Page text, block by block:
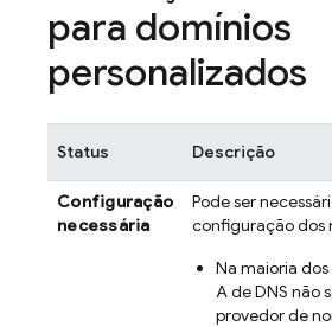
para domínios
personalizados
Status Descrição
Configuração
necessária
Pode ser
configuração dos
Na maioria dos
A de DNS não
provedor de